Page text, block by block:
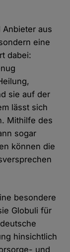
aus
eine
dabei:
sie auf der
lässt sich
Mithilfe des
sogar
können die
besondere
Globuli für
hinsichtlich
und